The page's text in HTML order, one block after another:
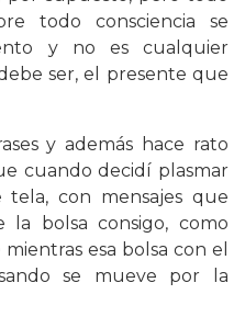
todo consciencia se
y no es cualquier
ser, el presente que
y además hace rato
cuando decidí plasmar
tela, con mensajes que
la bolsa consigo, como
esa bolsa con el
se mueve por la